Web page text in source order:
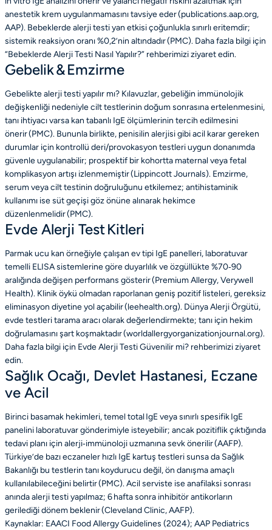
anestetik krem uygulanmamasını tavsiye eder (publications.aap.org,
AAP). Bebeklerde alerji testi yan etkisi çoğunlukla sınırlı eritemdir;
sistemik reaksiyon oranı %0,2’nin altındadır (PMC). Daha fazla bilgi için
“Bebeklerde Alerji Testi Nasıl Yapılır?” rehberimizi ziyaret edin.
Gebelik & Emzirme
Gebelikte alerji testi yapılır mı? Kılavuzlar, gebeliğin immünolojik
değişkenliği nedeniyle cilt testlerinin doğum sonrasına ertelenmesini,
tanı ihtiyacı varsa kan tabanlı IgE ölçümlerinin tercih edilmesini
önerir (PMC). Bununla birlikte, penisilin alerjisi gibi acil karar gereken
durumlar için kontrollü deri/provokasyon testleri uygun donanımda
güvenle uygulanabilir; prospektif bir kohortta maternal veya fetal
komplikasyon artışı izlenmemiştir (Lippincott Journals). Emzirme,
serum veya cilt testinin doğruluğunu etkilemez; antihistaminik
kullanımı ise süt geçişi göz önüne alınarak hekimce
düzenlenmelidir (PMC).
Evde Alerji Test Kitleri
Parmak ucu kan örneğiyle çalışan ev tipi IgE panelleri, laboratuvar
temelli ELISA sistemlerine göre duyarlılık ve özgüllükte %70‑90
aralığında değişen performans gösterir (Premium Allergy, Verywell
Health). Klinik öykü olmadan raporlanan geniş pozitif listeleri, gereksiz
eliminasyon diyetine yol açabilir (leehealth.org). Dünya Alerji Örgütü,
evde testleri tarama aracı olarak değerlendirmekte; tanı için hekim
doğrulamasını şart koşmaktadır (worldallergyorganizationjournal.org).
Daha fazla bilgi için Evde Alerji Testi Güvenilir mi? rehberimizi ziyaret
edin.
Sağlık Ocağı, Devlet Hastanesi, Eczane
ve Acil
Birinci basamak hekimleri, temel total IgE veya sınırlı spesifik IgE
panelini laboratuvar gönderimiyle isteyebilir; ancak pozitiflik çıktığında
tedavi planı için alerji‑immünoloji uzmanına sevk önerilir (AAFP).
Türkiye’de bazı eczaneler hızlı IgE kartuş testleri sunsa da Sağlık
Bakanlığı bu testlerin tanı koydurucu değil, ön danışma amaçlı
kullanılabileceğini belirtir (PMC). Acil serviste ise anafilaksi sonrası
anında alerji testi yapılmaz; 6 hafta sonra inhibitör antikorların
gerilediği dönem beklenir (Cleveland Clinic, AAFP).
Kaynaklar: EAACI Food Allergy Guidelines (2024); AAP Pediatrics